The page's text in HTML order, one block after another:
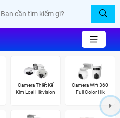
Camera Thiết Kế
Kim Loại Hikvision
Camera Wifi 360
Full Color Hik